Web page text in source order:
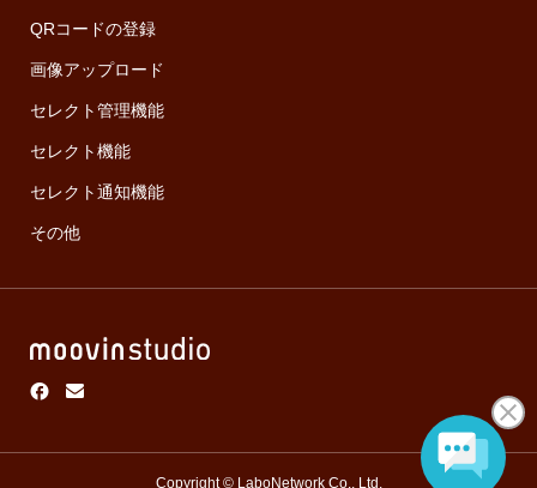
QRコードの登録
画像アップロード
セレクト管理機能
セレクト機能
セレクト通知機能
その他
Copyright © LaboNetwork Co., Ltd.